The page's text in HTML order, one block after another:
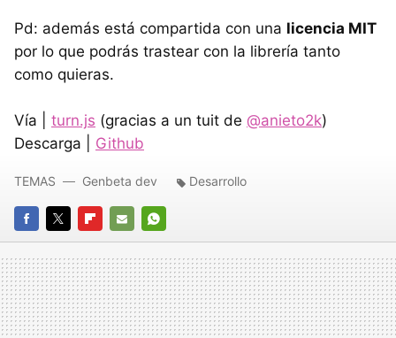
Pd: además está compartida con una licencia MIT
por lo que podrás trastear con la librería tanto
como quieras.
Vía | turn.js (gracias a un tuit de @anieto2k)
Descarga | Github
FACEBOOK
TWITTERFLIPBOARD
E-
MAIL
WHATSAPP
TEMAS Genbeta dev Desarrollo